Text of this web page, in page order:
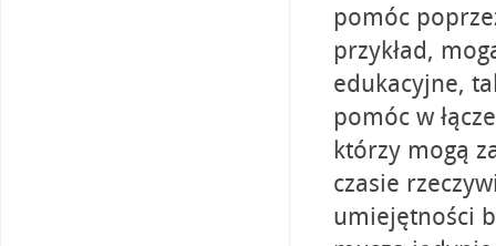
pomóc
przykład,
edukacyjne,
pomóc w
którzy mogą
czasie
umiejętności